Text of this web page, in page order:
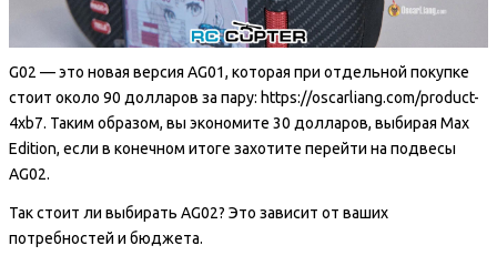
G02 — это новая версия AG01, которая при отдельной покупке
стоит около 90 долларов за пару: https://oscarliang.com/product-
4xb7. Таким образом, вы экономите 30 долларов, выбирая Max
Edition, если в конечном итоге захотите перейти на подвесы
AG02.
Так стоит ли выбирать AG02? Это зависит от ваших
потребностей и бюджета.